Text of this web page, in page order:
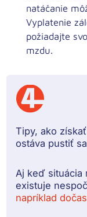
natáčanie
Vyplatenie
požiadajte
mzdu.
Tipy, ako
ostáva pustiť
Aj keď situácia
existuje
napríklad